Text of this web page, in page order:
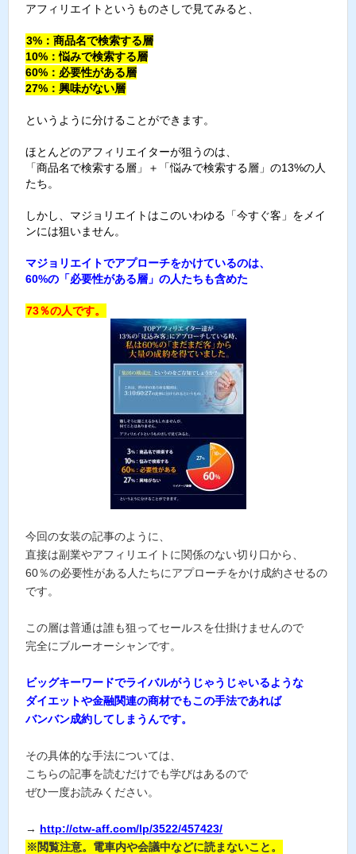
アフィリエイトというものさしで見てみると、
3%：商品名で検索する層
10%：悩みで検索する層
60%：必要性がある層
27%：興味がない層
というように分けることができます。
ほとんどのアフィリエイターが狙うのは、
「商品名で検索する層」＋「悩みで検索する層」の13%の人
たち。
しかし、マジョリエイトはこのいわゆる「今すぐ客」をメイ
ンには狙いません。
マジョリエイトでアプローチをかけているのは、
60%の「必要性がある層」の人たちも含めた
73％の人です。
今回の女装の記事のように、
直接は副業やアフィリエイトに関係のない切り口から、
60％の必要性がある人たちにアプローチをかけ成約させるの
です。
この層は普通は誰も狙ってセールスを仕掛けませんので
完全にブルーオーシャンです。
ビッグキーワードでライバルがうじゃうじゃいるような
ダイエットや金融関連の商材でもこの手法であれば
バンバン成約してしまうんです。
その具体的な手法については、
こちらの記事を読むだけでも学びはあるので
ぜひ一度お読みください。
→ http://ctw-aff.com/lp/3522/457423/
※閲覧注意。電車内や会議中などに読まないこと。